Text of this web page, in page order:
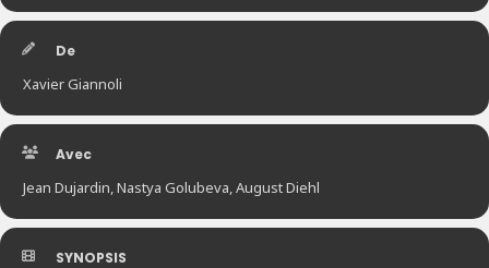
De
Xavier Giannoli
Avec
Jean Dujardin, Nastya Golubeva, August Diehl
SYNOPSIS